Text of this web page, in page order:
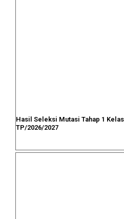
Hasil Seleksi Mutasi Tahap 1 Kelas
TP/2026/2027